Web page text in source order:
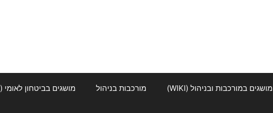
מושגים במורכבות ובניהול (WIKI) מורכבות בניהול מושגים בביטחון לאומי (WIKI)